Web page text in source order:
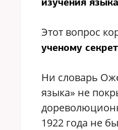
Этот вопрос
ученому
Ни словарь
языка» не
1922 года не